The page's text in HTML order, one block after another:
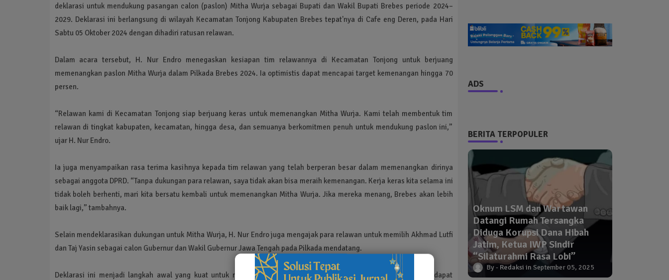
deklarasi untuk mendukung pasangan calon (paslon) Mitha Wurja sebagai Bupati dan Wakil Bupati Brebes periode 2024–
2029. Deklarasi ini berlangsung di wilayah Kecamatan Tonjong Kabupaten Brebes tepat'nya di Cafe eng Deren, pada Hari
Sabtu 05 Oktober 2024 dengan dihadiri ratusan relawan.
Dalam acara tersebut, H. Nur Endro menegaskan kesiapan tim relawannya di Kecamatan Tonjong untuk berjuang
memenangkan paslon Mitha Wurja dalam Pilkada Brebes 2024. Ia optimistis dapat mencapai target kemenangan hingga 70
persen.
“Relawan kami di Kecamatan Tonjong siap berjuang keras untuk memenangkan Mitha Wurja. Kami telah membentuk tim
relawan di tingkat kabupaten, kecamatan, hingga desa, dan semuanya berkomitmen penuh untuk mendukung paslon ini,”
ujar H. Nur Endro.
Ia juga menyampaikan rasa terima kasihnya kepada tim relawan yang telah berperan besar dalam memenangkan dirinya
sebagai anggota DPRD. “Tanpa dukungan para relawan, saya tidak akan bisa meraih kemenangan. Kerja keras kita selama ini
tidak boleh berhenti, mari kita bersatu kembali untuk memenangkan Mitha Wurja. Jika mereka menang, Brebes akan lebih
baik lagi,” tambahnya.
Selain mendeklarasikan dukungan untuk Mitha Wurja, H. Nur Endro juga mengajak para relawan untuk memilih Akhmad Lutfi
dan Taj Yasin sebagai calon Gubernur dan Wakil Gubernur Jawa Tengah pada Pilkada mendatang.
Deklarasi ini menjadi langkah awal yang kuat untuk menggerakkan dukungan politik di Brebes, dengan harapan dapat
ADS
BERITA TERPOPULER
Oknum LSM dan Wartawan
Datangi Rumah Tersangka
Diduga Korupsi Dana Hibah
Jatim, Ketua IWP Sindir
“Silaturahmi Rasa Lobi”
Redaksi September 05, 2025